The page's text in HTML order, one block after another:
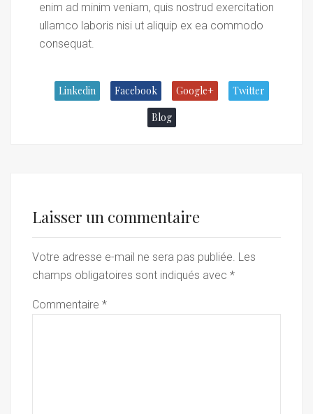
enim ad minim veniam, quis nostrud exercitation
ullamco laboris nisi ut aliquip ex ea commodo
consequat.
Linkedin Facebook Google+
Twitter
Blog
Laisser un commentaire
Votre adresse e-mail ne sera pas publiée. Les
champs obligatoires sont indiqués avec *
Commentaire *